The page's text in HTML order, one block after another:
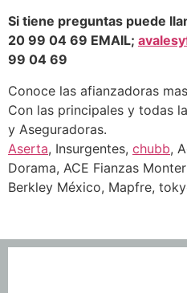
Si tiene preguntas puede
20 99 04 69 EMAIL;
99 04 69
Conoce las afianzadoras
Con las principales y todas
y Aseguradoras.
Aserta, Insurgentes, chubb,
Dorama, ACE Fianzas
Berkley México, Mapfre,